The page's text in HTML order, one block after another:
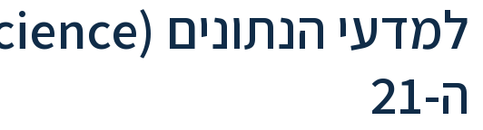
ה-21